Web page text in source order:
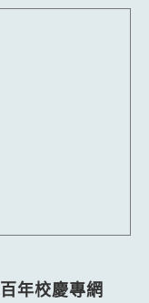
百年校慶專網